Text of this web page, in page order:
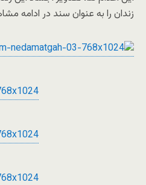
زندان را به عنوان سند در ادامه